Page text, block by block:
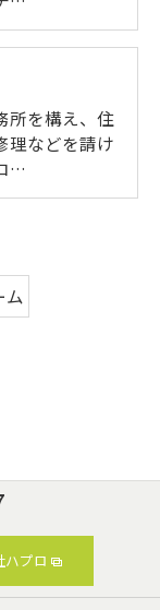
所を構え、住
理などを請け
…
ム
ハプロ